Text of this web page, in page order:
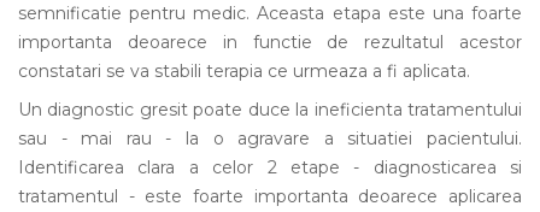
semnificatie pentru medic. Aceasta etapa este una foarte
importanta deoarece in functie de rezultatul acestor
constatari se va stabili terapia ce urmeaza a fi aplicata.
Un diagnostic gresit poate duce la ineficienta tratamentului
sau - mai rau - la o agravare a situatiei pacientului.
Identificarea clara a celor 2 etape - diagnosticarea si
tratamentul - este foarte importanta deoarece aplicarea